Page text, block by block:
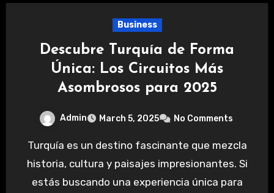
Business
Descubre Turquía de Forma
Única: Los Circuitos Más
Asombrosos para 2025
Admin March 5, 2025 No Comments
Turquía es un destino fascinante que mezcla
historia, cultura y paisajes impresionantes. Si
estás buscando una experiencia única para